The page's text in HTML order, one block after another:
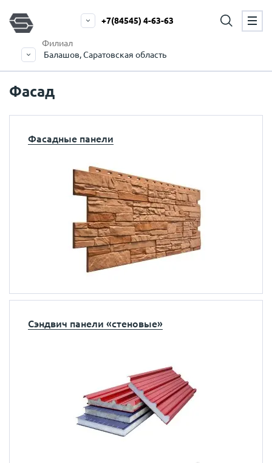
Филиал
Балашов, Саратовская область
+7(84545) 4-63-63
Фасад
Сэндвич панели «стеновые»
Фасадные панели